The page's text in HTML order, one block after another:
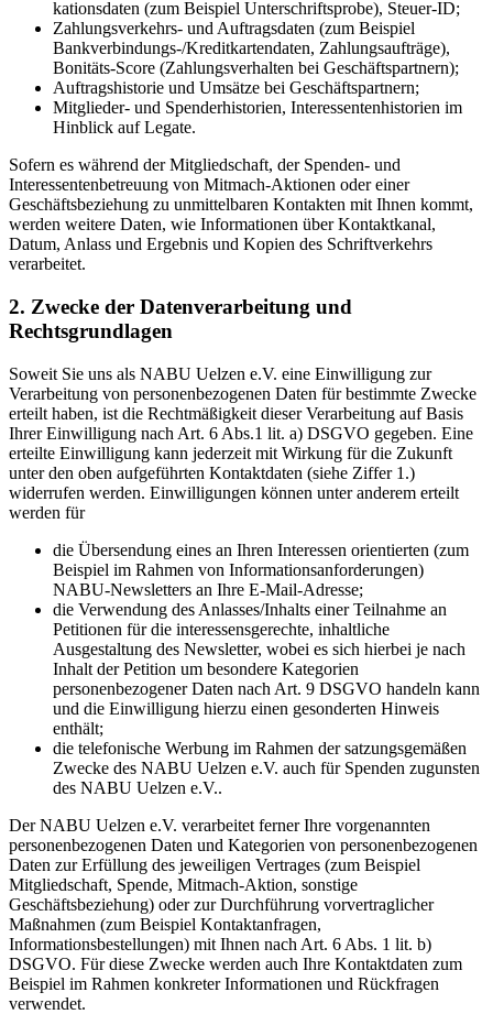
kationsdaten (zum Beispiel Unterschriftsprobe), Steuer-ID;
Zahlungsverkehrs- und Auftragsdaten (zum Beispiel
Bankverbindungs-/Kreditkartendaten, Zahlungsaufträge),
Bonitäts-Score (Zahlungsverhalten bei Geschäftspartnern);
Auftragshistorie und Umsätze bei Geschäftspartnern;
Mitglieder- und Spenderhistorien, Interessentenhistorien im
Hinblick auf Legate.
Sofern es während der Mitgliedschaft, der Spenden- und
Interessentenbetreuung von Mitmach-Aktionen oder einer
Geschäftsbeziehung zu unmittelbaren Kontakten mit Ihnen kommt,
werden weitere Daten, wie Informationen über Kontaktkanal,
Datum, Anlass und Ergebnis und Kopien des Schriftverkehrs
verarbeitet.
2. Zwecke der Datenverarbeitung und
Rechtsgrundlagen
Soweit Sie uns als NABU Uelzen e.V. eine Einwilligung zur
Verarbeitung von personenbezogenen Daten für bestimmte Zwecke
erteilt haben, ist die Rechtmäßigkeit dieser Verarbeitung auf Basis
Ihrer Einwilligung nach Art. 6 Abs.1 lit. a) DSGVO gegeben. Eine
erteilte Einwilligung kann jederzeit mit Wirkung für die Zukunft
unter den oben aufgeführten Kontaktdaten (siehe Ziffer 1.)
widerrufen werden. Einwilligungen können unter anderem erteilt
werden für
die Übersendung eines an Ihren Interessen orientierten (zum
Beispiel im Rahmen von Informationsanforderungen)
NABU-Newsletters an Ihre E-Mail-Adresse;
die Verwendung des Anlasses/Inhalts einer Teilnahme an
Petitionen für die interessensgerechte, inhaltliche
Ausgestaltung des Newsletter, wobei es sich hierbei je nach
Inhalt der Petition um besondere Kategorien
personenbezogener Daten nach Art. 9 DSGVO handeln kann
und die Einwilligung hierzu einen gesonderten Hinweis
enthält;
die telefonische Werbung im Rahmen der satzungsgemäßen
Zwecke des NABU Uelzen e.V. auch für Spenden zugunsten
des NABU Uelzen e.V..
Der NABU Uelzen e.V. verarbeitet ferner Ihre vorgenannten
personenbezogenen Daten und Kategorien von personenbezogenen
Daten zur Erfüllung des jeweiligen Vertrages (zum Beispiel
Mitgliedschaft, Spende, Mitmach-Aktion, sonstige
Geschäftsbeziehung) oder zur Durchführung vorvertraglicher
Maßnahmen (zum Beispiel Kontaktanfragen,
Informationsbestellungen) mit Ihnen nach Art. 6 Abs. 1 lit. b)
DSGVO. Für diese Zwecke werden auch Ihre Kontaktdaten zum
Beispiel im Rahmen konkreter Informationen und Rückfragen
verwendet.